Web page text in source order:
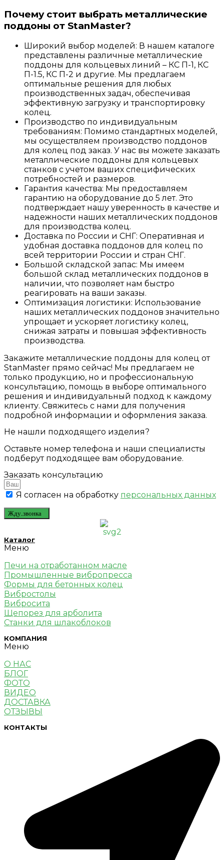
Почему стоит выбрать металлические
поддоны от StanMaster?
Широкий выбор моделей: В нашем каталоге
представлены различные металлические
поддоны для кольцевых линий – КС П-1, КС
П-1.5, КС П-2 и другие. Мы предлагаем
оптимальные решения для любых
производственных задач, обеспечивая
эффективную загрузку и транспортировку
колец.
Производство по индивидуальным
требованиям: Помимо стандартных моделей,
мы осуществляем производство поддонов
для колец под заказ. У нас вы можете заказать
металлические поддоны для кольцевых
станков с учетом ваших специфических
потребностей и размеров.
Гарантия качества: Мы предоставляем
гарантию на оборудование до 5 лет. Это
подтверждает нашу уверенность в качестве и
надежности наших металлических поддонов
для производства колец.
Доставка по России и СНГ: Оперативная и
удобная доставка поддонов для колец по
всей территории России и стран СНГ.
Большой складской запас: Мы имеем
большой склад металлических поддонов в
наличии, что позволяет нам быстро
реагировать на ваши заказы.
Оптимизация логистики: Использование
наших металлических поддонов значительно
упрощает и ускоряет логистику колец,
снижая затраты и повышая эффективность
производства.
Закажите металлические поддоны для колец от
StanMaster прямо сейчас! Мы предлагаем не
только продукцию, но и профессиональную
консультацию, помощь в выборе оптимального
решения и индивидуальный подход к каждому
клиенту. Свяжитесь с нами для получения
подробной информации и оформления заказа.
Не нашли подходящего изделия?
Оставьте номер телефона и наши специалисты
подберут подходящее вам оборудование.
Заказать консультацию
Я согласен на обработку персональных данных
Жду звонка
Каталог
Меню
Печи на отработанном масле
Промышленные вибропресса
Формы для бетонных колец
Вибростолы
Вибросита
Щепорез для арболита
Станки для шлакоблоков
КОМПАНИЯ
Меню
О НАС
БЛОГ
ФОТО
ВИДЕО
ДОСТАВКА
ОТЗЫВЫ
КОНТАКТЫ